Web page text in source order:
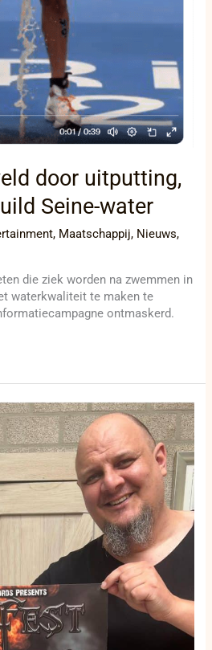
door uitputting,
Seine-water
, Maatschappij, Nieuws,
die ziek worden na zwemmen in
waterkwaliteit te maken te
ontmaskerd.